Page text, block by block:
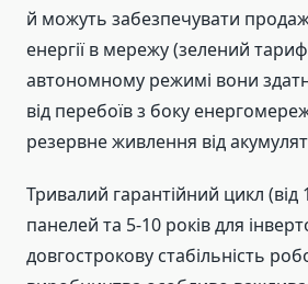
й можуть забезпечувати
енергії в мережу (зелений
автономному режимі вони
від перебоїв з боку
резервне живлення від
Тривалий гарантійний цикл (від
панелей та 5-10 років для
довгострокову стабільність